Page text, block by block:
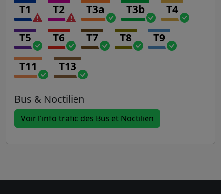
T1 T2 T3a T3b T4
T5 T6 T7 T8 T9
T11 T13
Bus & Noctilien
Voir l'info trafic des Bus et Noctilien